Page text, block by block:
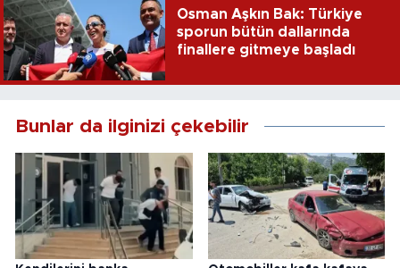
Osman Aşkın Bak: Türkiye
sporun bütün dallarında
finallere gitmeye başladı
Bunlar da ilginizi çekebilir